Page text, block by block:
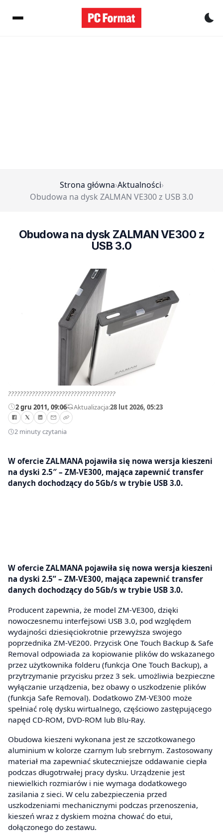
Strona główna›Aktualności›
Obudowa na dysk ZALMAN VE300 z USB 3.0
Obudowa na dysk ZALMAN VE300 z
USB 3.0
????????????????????????????????????
2 gru 2011, 09:06—Aktualizacja:28 lut 2026, 05:23
2 minuty czytania
W ofercie ZALMANA pojawiła się nowa wersja kieszeni
na dyski 2.5″ – ZM-VE300, mająca zapewnić transfer
danych dochodzący do 5Gb/s w trybie USB 3.0.
W ofercie ZALMANA pojawiła się nowa wersja kieszeni
na dyski 2.5” – ZM-VE300, mająca zapewnić transfer
danych dochodzący do 5Gb/s w trybie USB 3.0.
Producent zapewnia, że model ZM-VE300, dzięki
nowoczesnemu interfejsowi USB 3.0, pod względem
wydajności dziesięciokrotnie przewyższa swojego
poprzednika ZM-VE200. Przycisk One Touch Backup & Safe
Removal odpowiada za kopiowanie plików do wskazanego
przez użytkownika folderu (funkcja One Touch Backup), a
przytrzymanie przycisku przez 3 sek. umożliwia bezpieczne
wyłączanie urządzenia, bez obawy o uszkodzenie plików
(funkcja Safe Removal). Dodatkowo ZM-VE300 może
spełniać rolę dysku wirtualnego, częściowo zastępującego
napęd CD-ROM, DVD-ROM lub Blu-Ray.
Obudowa kieszeni wykonana jest ze szczotkowanego
aluminium w kolorze czarnym lub srebrnym. Zastosowany
materiał ma zapewniać skuteczniejsze oddawanie ciepła
podczas długotrwałej pracy dysku. Urządzenie jest
niewielkich rozmiarów i nie wymaga dodatkowego
zasilania z sieci. W celu zabezpieczenia przed
uszkodzeniami mechanicznymi podczas przenoszenia,
kieszeń wraz z dyskiem można chować do etui,
dołączonego do zestawu.